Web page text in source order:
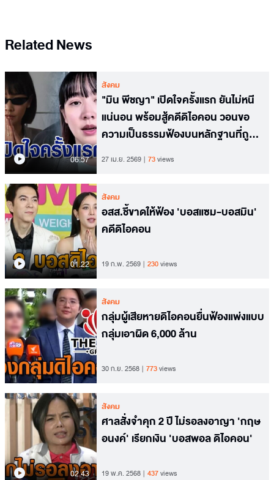
Related News
06.57
สังคม
"มิน พีชญา" เปิดใจครั้งแรก ยันไม่หนี
แน่นอน พร้อมสู้คดีดิไอคอน วอนขอ
ความเป็นธรรมฟ้องบนหลักฐานที่ถูก
27 เม.ย. 2569 73views
01.22
สังคม
อสส.ชี้ขาดให้ฟ้อง 'บอสแซม-บอสมิน'
คดีดิไอคอน
19 ก.พ. 2569 230views
สังคม
กลุ่มผู้เสียหายดิไอคอนยื่นฟ้องแพ่งแบบ
กลุ่มเอาผิด 6,000 ล้าน
30 ก.ย. 2568 773views
02.43
สังคม
ศาลสั่งจำคุก 2 ปี ไม่รอลงอาญา 'กฤษ
อนงค์' เรียกเงิน 'บอสพอล ดิไอคอน'
19 พ.ค. 2568 437views